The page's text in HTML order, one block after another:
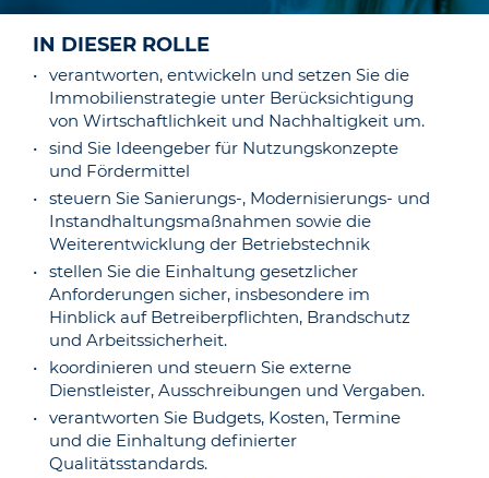
IN DIESER ROLLE
verantworten, entwickeln und setzen Sie die
Immobilienstrategie unter Berücksichtigung
von Wirtschaftlichkeit und Nachhaltigkeit um.
sind Sie Ideengeber für Nutzungskonzepte
und Fördermittel
steuern Sie Sanierungs-, Modernisierungs- und
Instandhaltungsmaßnahmen sowie die
Weiterentwicklung der Betriebstechnik
stellen Sie die Einhaltung gesetzlicher
Anforderungen sicher, insbesondere im
Hinblick auf Betreiberpflichten, Brandschutz
und Arbeitssicherheit.
koordinieren und steuern Sie externe
Dienstleister, Ausschreibungen und Vergaben.
verantworten Sie Budgets, Kosten, Termine
und die Einhaltung definierter
Qualitätsstandards.